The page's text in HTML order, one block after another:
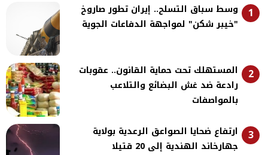
1
وسط سباق التسلح.. إيران تطور صاروخ
"خيبر شكن" لمواجهة الدفاعات الجوية
2
المستهلك تحت حماية القانون.. عقوبات
رادعة ضد غش البضائع والتلاعب
بالمواصفات
3
ارتفاع ضحايا الصواعق الرعدية بولاية
جهارخاند الهندية إلى 20 قتيلا